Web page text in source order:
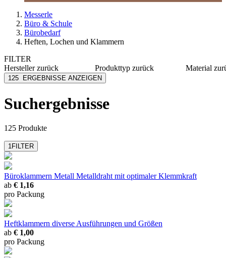
Messerle
Büro & Schule
Bürobedarf
Heften, Lochen und Klammern
FILTER
Herstellerzurück
Alco
Bind
Boldini
mehr anzeigen
Produkttyp zurück
Material
125 ERGEBNISSE ANZEIGEN
Suchergebnisse
125 Produkte
1FILTER
Büroklammern Metall Metalldraht mit optimaler Klemmkraft
ab € 1,16
pro Packung
Heftklammern diverse Ausführungen und Größen
ab € 1,00
pro Packung